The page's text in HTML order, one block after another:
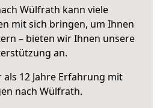
Wülfrath kann viele
mit sich bringen, um Ihnen
– bieten wir Ihnen unsere
an.
12 Jahre Erfahrung mit
nach Wülfrath.